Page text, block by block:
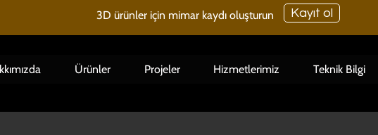
3D ürünler için mimar kaydı oluşturun Kayıt ol
Ürünler Projeler Hizmetlerimiz Teknik Bilgi